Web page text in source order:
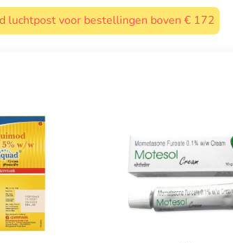
luchtpost voor bestellingen boven € 172
Podowart